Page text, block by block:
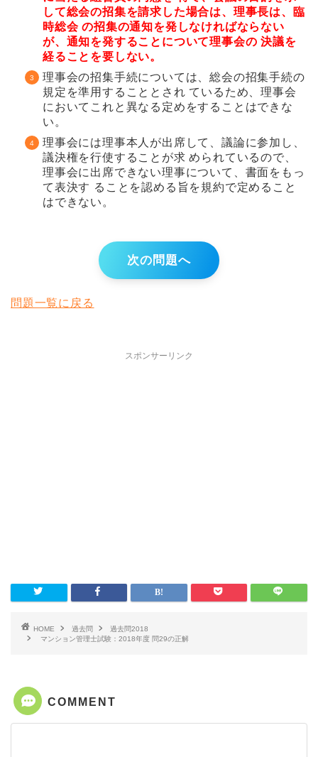
して総会の招集を請求した場合は、理事長は、臨
時総会 の招集の通知を発しなければならない
が、通知を発することについて理事会の 決議を
経ることを要しない。
理事会の招集手続については、総会の招集手続の
規定を準用することとされ ているため、理事会
においてこれと異なる定めをすることはできな
い。
理事会には理事本人が出席して、議論に参加し、
議決権を行使することが求 められているので、
理事会に出席できない理事について、書面をもっ
て表決す ることを認める旨を規約で定めること
はできない。
次の問題へ
問題一覧に戻る
スポンサーリンク
HOME 過去問
過去問2018
マンション管理士試験：2018年度 問29の正解
COMMENT